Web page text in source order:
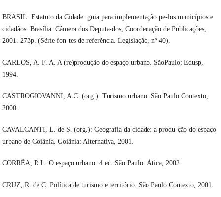
BRASIL. Estatuto da Cidade: guia para implementação pe-los municípios e
cidadãos. Brasília: Câmera dos Deputa-dos, Coordenação de Publicações,
2001. 273p. (Série fon-tes de referência. Legislação, nº 40).
CARLOS, A. F. A. A (re)produção do espaço urbano. SãoPaulo: Edusp,
1994.
CASTROGIOVANNI, A.C. (org.). Turismo urbano. São Paulo:Contexto,
2000.
CAVALCANTI, L. de S. (org.): Geografia da cidade: a produ-ção do espaço
urbano de Goiânia. Goiânia: Alternativa, 2001.
CORRÊA, R.L. O espaço urbano. 4.ed. São Paulo: Ática, 2002.
CRUZ, R. de C. Política de turismo e território. São Paulo:Contexto, 2001.